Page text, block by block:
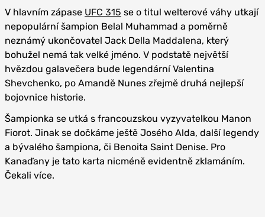
V hlavním zápase UFC 315 se o titul welterové váhy utkají
nepopulární šampion Belal Muhammad a poměrně
neznámý ukončovatel Jack Della Maddalena, který
bohužel nemá tak velké jméno. V podstatě největší
hvězdou galavečera bude legendární Valentina
Shevchenko, po Amandě Nunes zřejmě druhá nejlepší
bojovnice historie.
Šampionka se utká s francouzskou vyzyvatelkou Manon
Fiorot. Jinak se dočkáme ještě Josého Alda, další legendy
a bývalého šampiona, či Benoita Saint Denise. Pro
Kanaďany je tato karta nicméně evidentně zklamáním.
Čekali více.